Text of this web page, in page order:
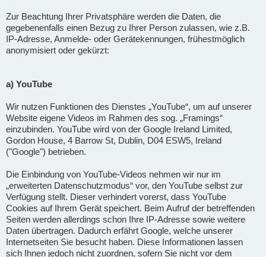
Zur Beachtung Ihrer Privatsphäre werden die Daten, die
gegebenenfalls einen Bezug zu Ihrer Person zulassen, wie z.B.
IP-Adresse, Anmelde- oder Gerätekennungen, frühestmöglich
anonymisiert oder gekürzt:
a) YouTube
Wir nutzen Funktionen des Dienstes „YouTube“, um auf unserer
Website eigene Videos im Rahmen des sog. „Framings“
einzubinden. YouTube wird von der Google Ireland Limited,
Gordon House, 4 Barrow St, Dublin, D04 ESW5, Ireland
("Google") betrieben.
Die Einbindung von YouTube-Videos nehmen wir nur im
„erweiterten Datenschutzmodus“ vor, den YouTube selbst zur
Verfügung stellt. Dieser verhindert vorerst, dass YouTube
Cookies auf Ihrem Gerät speichert. Beim Aufruf der betreffenden
Seiten werden allerdings schon Ihre IP-Adresse sowie weitere
Daten übertragen. Dadurch erfährt Google, welche unserer
Internetseiten Sie besucht haben. Diese Informationen lassen
sich Ihnen jedoch nicht zuordnen, sofern Sie nicht vor dem